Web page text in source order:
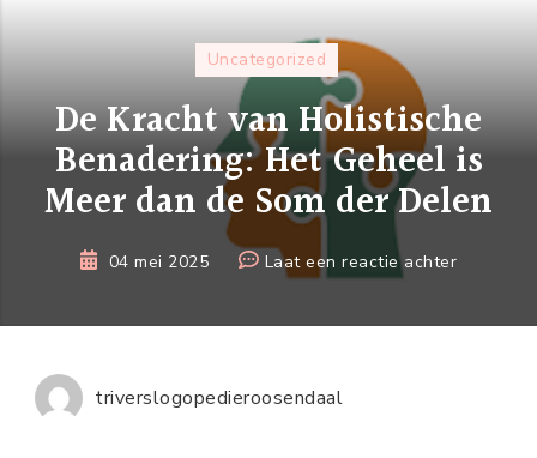
Uncategorized
De Kracht van Holistische
Benadering: Het Geheel is
Meer dan de Som der Delen
04 mei 2025 Laat een reactie achterop
Kracht
triverslogopedieroosendaal